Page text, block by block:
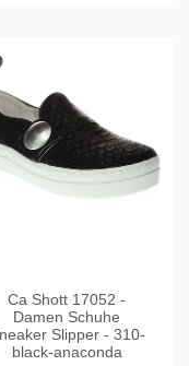
Ca Shott 17052 -
Damen Schuhe
Slipper - 310-
black-anaconda